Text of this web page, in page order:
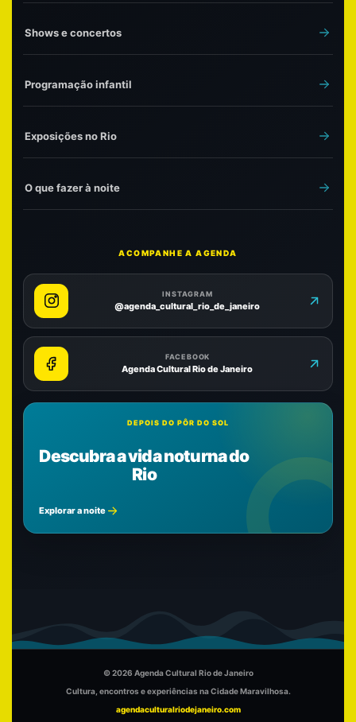
Shows e concertos
Programação infantil
Exposições no Rio
O que fazer à noite
ACOMPANHE A AGENDA
INSTAGRAM
@agenda_cultural_rio_de_janeiro
FACEBOOK
Agenda Cultural Rio de Janeiro
DEPOIS DO PÔR DO SOL
Descubra a vida noturna do
Rio
Explorar a noite
© 2026 Agenda Cultural Rio de Janeiro
Cultura, encontros e experiências na Cidade Maravilhosa.
agendaculturalriodejaneiro.com